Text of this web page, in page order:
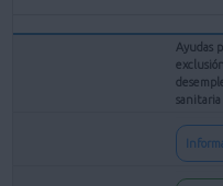
Ayudas
sanitaria